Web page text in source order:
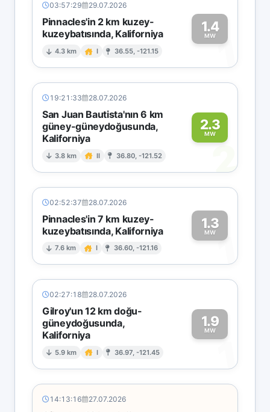
03:57:29 29.07.2026
Pinnacles'in 2 km kuzey-
kuzeybatısında, Kaliforniya
4.3 km I 36.55, -121.15
1.4
MW1
19:21:33 28.07.2026
San Juan Bautista'nın 6 km
güney-güneydoğusunda,
Kaliforniya
3.8 km II 36.80, -121.52
2.3
MW
2
02:52:37 28.07.2026
Pinnacles'in 7 km kuzey-
kuzeybatısında, Kaliforniya
7.6 km I 36.60, -121.16
1.3
MW1
02:27:18 28.07.2026
Gilroy'un 12 km doğu-
güneydoğusunda,
Kaliforniya
5.9 km I 36.97, -121.45
1.9
MW
1
14:13:16 27.07.2026